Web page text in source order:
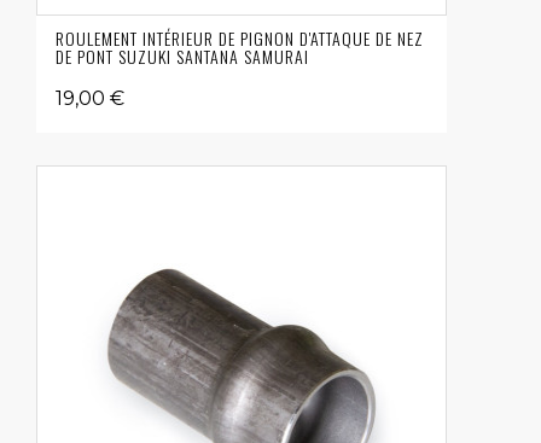
ROULEMENT INTÉRIEUR DE PIGNON D'ATTAQUE DE NEZ
DE PONT SUZUKI SANTANA SAMURAI
19,00 €